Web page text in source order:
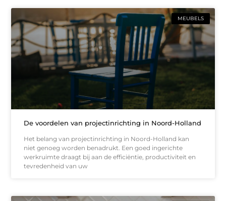
MEUBELS
De voordelen van projectinrichting in Noord-Holland
Het belang van projectinrichting in Noord-Holland kan
niet genoeg worden benadrukt. Een goed ingerichte
werkruimte draagt bij aan de efficiëntie, productiviteit en
tevredenheid van uw